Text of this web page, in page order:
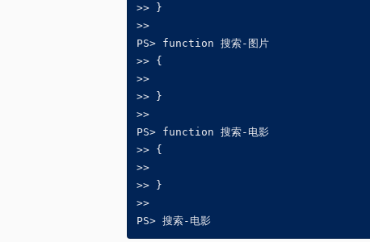
>> }
>>
PS> function 搜索-图片
>> {
>>
>> }
>>
PS> function 搜索-电影
>> {
>>
>> }
>>
PS> 搜索-电影